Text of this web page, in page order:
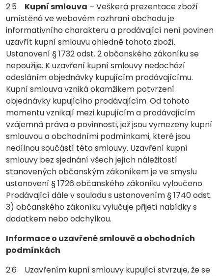
2.5 Kupní smlouva – Veškerá prezentace zboží
umístěná ve webovém rozhraní obchodu je
informativního charakteru a prodávající není povinen
uzavřít kupní smlouvu ohledně tohoto zboží.
Ustanovení § 1732 odst. 2 občanského zákoníku se
nepoužije. K uzavření kupní smlouvy nedochází
odesláním objednávky kupujícím prodávajícímu.
Kupní smlouva vzniká okamžikem potvrzení
objednávky kupujícího prodávajícím. Od tohoto
momentu vznikají mezi kupujícím a prodávajícím
vzájemná práva a povinnosti, jež jsou vymezeny kupní
smlouvou a obchodními podmínkami, které jsou
nedílnou součástí této smlouvy. Uzavření kupní
smlouvy bez sjednání všech jejích náležitostí
stanovených občanským zákoníkem je ve smyslu
ustanovení § 1726 občanského zákoníku vyloučeno.
Prodávající dále v souladu s ustanovením § 1740 odst.
3) občanského zákoníku vylučuje přijetí nabídky s
dodatkem nebo odchylkou.
Informace o uzavřené smlouvě a obchodních
podmínkách
2.6 Uzavřením kupní smlouvy kupující stvrzuje, že se